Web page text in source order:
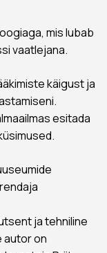
mis lubab
vaatlejana.
käigust ja
esitada
ja tehniline
autor on